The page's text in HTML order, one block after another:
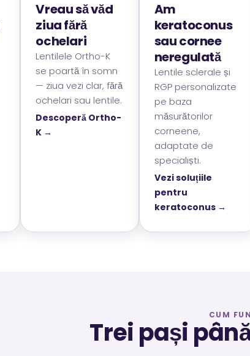
Vreau să văd
ziua fără
ochelari
Lentilele Ortho-K
se poartă în somn
— ziua vezi clar, fără
ochelari sau lentile.
Descoperă Ortho-
K →
Am
keratoconus
sau cornee
neregulată
Lentile sclerale și
RGP personalizate
pe baza
măsurătorilor
corneene,
adaptate de
specialiști.
Vezi soluțiile
pentru
keratoconus →
CUM
Trei pași